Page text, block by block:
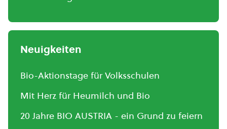
Neuigkeiten
Bio-Aktionstage für Volksschulen
Mit Herz für Heumilch und Bio
20 Jahre BIO AUSTRIA - ein Grund zu feiern